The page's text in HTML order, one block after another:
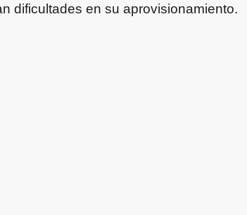
dificultades en su aprovisionamiento.